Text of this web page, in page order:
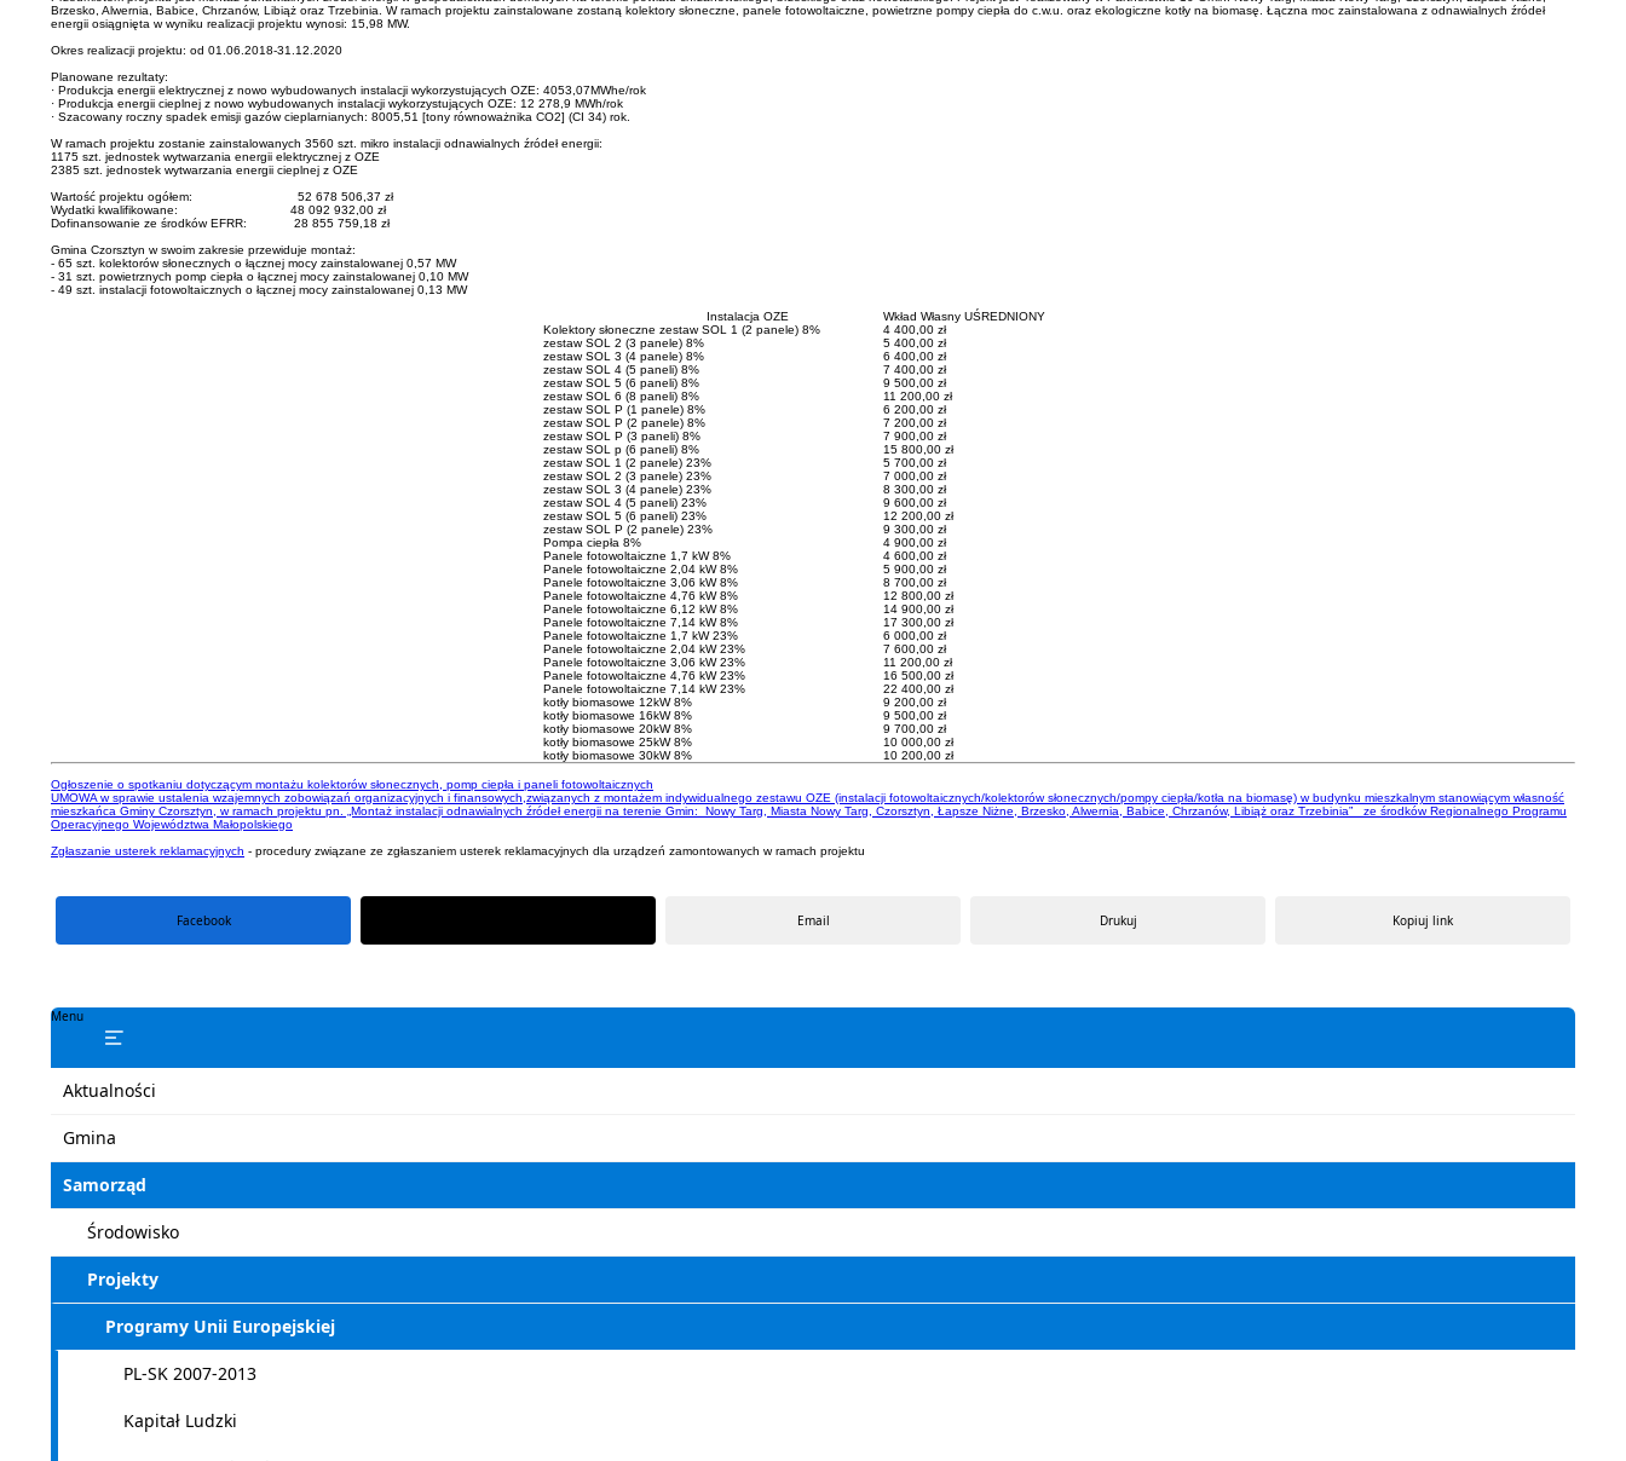
Brzesko, Alwernia, Babice, Chrzanów, Libiąż oraz Trzebinia. W ramach projektu zainstalowane zostaną kolektory słoneczne, panele fotowoltaiczne, powietrzne pompy ciepła do c.w.u. oraz ekologiczne kotły na biomasę. Łączna moc zainstalowana z odnawialnych źródeł
energii osiągnięta w wyniku realizacji projektu wynosi: 15,98 MW.
Okres realizacji projektu: od 01.06.2018-31.12.2020
Planowane rezultaty:
· Produkcja energii elektrycznej z nowo wybudowanych instalacji wykorzystujących OZE: 4053,07MWhe/rok
· Produkcja energii cieplnej z nowo wybudowanych instalacji wykorzystujących OZE: 12 278,9 MWh/rok
· Szacowany roczny spadek emisji gazów cieplarnianych: 8005,51 [tony równoważnika CO2] (CI 34) rok.
W ramach projektu zostanie zainstalowanych 3560 szt. mikro instalacji odnawialnych źródeł energii:
1175 szt. jednostek wytwarzania energii elektrycznej z OZE
2385 szt. jednostek wytwarzania energii cieplnej z OZE
Wartość projektu ogółem: 52 678 506,37 zł
Wydatki kwalifikowane: 48 092 932,00 zł
Dofinansowanie ze środków EFRR: 28 855 759,18 zł
Gmina Czorsztyn w swoim zakresie przewiduje montaż:
- 65 szt. kolektorów słonecznych o łącznej mocy zainstalowanej 0,57 MW
- 31 szt. powietrznych pomp ciepła o łącznej mocy zainstalowanej 0,10 MW
- 49 szt. instalacji fotowoltaicznych o łącznej mocy zainstalowanej 0,13 MW
Instalacja OZE
Wkład Własny UŚREDNIONY
Kolektory słoneczne zestaw SOL 1 (2 panele) 8%
4 400,00 zł
zestaw SOL 2 (3 panele) 8%
5 400,00 zł
zestaw SOL 3 (4 panele) 8%
6 400,00 zł
zestaw SOL 4 (5 paneli) 8%
7 400,00 zł
zestaw SOL 5 (6 paneli) 8%
9 500,00 zł
zestaw SOL 6 (8 paneli) 8%
11 200,00 zł
zestaw SOL P (1 panele) 8%
6 200,00 zł
zestaw SOL P (2 panele) 8%
7 200,00 zł
zestaw SOL P (3 paneli) 8%
7 900,00 zł
zestaw SOL p (6 paneli) 8%
15 800,00 zł
zestaw SOL 1 (2 panele) 23%
5 700,00 zł
zestaw SOL 2 (3 panele) 23%
7 000,00 zł
zestaw SOL 3 (4 panele) 23%
8 300,00 zł
zestaw SOL 4 (5 paneli) 23%
9 600,00 zł
zestaw SOL 5 (6 paneli) 23%
12 200,00 zł
zestaw SOL P (2 panele) 23%
9 300,00 zł
Pompa ciepła 8%
4 900,00 zł
Panele fotowoltaiczne 1,7 kW 8%
4 600,00 zł
Panele fotowoltaiczne 2,04 kW 8%
5 900,00 zł
Panele fotowoltaiczne 3,06 kW 8%
8 700,00 zł
Panele fotowoltaiczne 4,76 kW 8%
12 800,00 zł
Panele fotowoltaiczne 6,12 kW 8%
14 900,00 zł
Panele fotowoltaiczne 7,14 kW 8%
17 300,00 zł
Panele fotowoltaiczne 1,7 kW 23%
6 000,00 zł
Panele fotowoltaiczne 2,04 kW 23%
7 600,00 zł
Panele fotowoltaiczne 3,06 kW 23%
11 200,00 zł
Panele fotowoltaiczne 4,76 kW 23%
16 500,00 zł
Panele fotowoltaiczne 7,14 kW 23%
22 400,00 zł
kotły biomasowe 12kW 8%
9 200,00 zł
kotły biomasowe 16kW 8%
9 500,00 zł
kotły biomasowe 20kW 8%
9 700,00 zł
kotły biomasowe 25kW 8%
10 000,00 zł
kotły biomasowe 30kW 8%
10 200,00 zł
Ogłoszenie o spotkaniu dotyczącym montażu kolektorów słonecznych, pomp ciepła i paneli fotowoltaicznych
UMOWA w sprawie ustalenia wzajemnych zobowiązań organizacyjnych i finansowych,związanych z montażem indywidualnego zestawu OZE (instalacji fotowoltaicznych/kolektorów słonecznych/pompy ciepła/kotła na biomasę) w budynku mieszkalnym stanowiącym własność
mieszkańca Gminy Czorsztyn, w ramach projektu pn. „Montaż instalacji odnawialnych źródeł energii na terenie Gmin: Nowy Targ, Miasta Nowy Targ, Czorsztyn, Łapsze Niżne, Brzesko, Alwernia, Babice, Chrzanów, Libiąż oraz Trzebinia” ze środków Regionalnego Programu
Operacyjnego Województwa Małopolskiego
Zgłaszanie usterek reklamacyjnych - procedury związane ze zgłaszaniem usterek reklamacyjnych dla urządzeń zamontowanych w ramach projektu
Facebook Email Drukuj Kopiuj link
Menu
Aktualności
Gmina
Samorząd
Środowisko
Projekty
Programy Unii Europejskiej
PL-SK 2007-2013
Kapitał Ludzki